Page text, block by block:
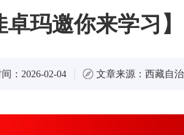
卓玛邀你来学习
： 2026-02-04 文章来源： 西藏自